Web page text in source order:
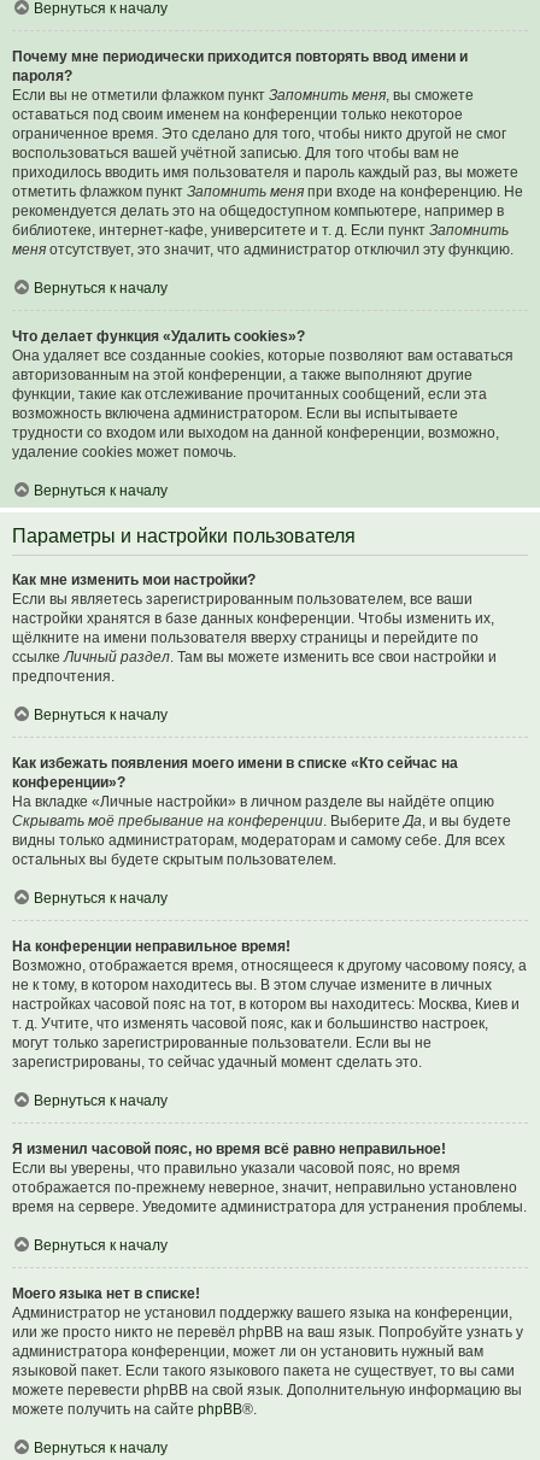
Вернуться к началу
Почему мне периодически приходится повторять ввод имени и
пароля?
Если вы не отметили флажком пункт Запомнить меня, вы сможете
оставаться под своим именем на конференции только некоторое
ограниченное время. Это сделано для того, чтобы никто другой не смог
воспользоваться вашей учётной записью. Для того чтобы вам не
приходилось вводить имя пользователя и пароль каждый раз, вы можете
отметить флажком пункт Запомнить меня при входе на конференцию. Не
рекомендуется делать это на общедоступном компьютере, например в
библиотеке, интернет-кафе, университете и т. д. Если пункт Запомнить
меня отсутствует, это значит, что администратор отключил эту функцию.
Вернуться к началу
Что делает функция «Удалить cookies»?
Она удаляет все созданные cookies, которые позволяют вам оставаться
авторизованным на этой конференции, а также выполняют другие
функции, такие как отслеживание прочитанных сообщений, если эта
возможность включена администратором. Если вы испытываете
трудности со входом или выходом на данной конференции, возможно,
удаление cookies может помочь.
Вернуться к началу
Параметры и настройки пользователя
Как мне изменить мои настройки?
Если вы являетесь зарегистрированным пользователем, все ваши
настройки хранятся в базе данных конференции. Чтобы изменить их,
щёлкните на имени пользователя вверху страницы и перейдите по
ссылкеЛичный раздел. Там вы можете изменить все свои настройки и
предпочтения.
Вернуться к началу
Как избежать появления моего имени в списке «Кто сейчас на
конференции»?
На вкладке «Личные настройки» в личном разделе вы найдёте опцию
Скрывать моё пребывание на конференции. ВыберитеДа, и вы будете
видны только администраторам, модераторам и самому себе. Для всех
остальных вы будете скрытым пользователем.
Вернуться к началу
На конференции неправильное время!
Возможно, отображается время, относящееся к другому часовому поясу, а
не к тому, в котором находитесь вы. В этом случае измените в личных
настройках часовой пояс на тот, в котором вы находитесь: Москва, Киев и
т. д. Учтите, что изменять часовой пояс, как и большинство настроек,
могут только зарегистрированные пользователи. Если вы не
зарегистрированы, то сейчас удачный момент сделать это.
Вернуться к началу
Я изменил часовой пояс, но время всё равно неправильное!
Если вы уверены, что правильно указали часовой пояс, но время
отображается по-прежнему неверное, значит, неправильно установлено
время на сервере. Уведомите администратора для устранения проблемы.
Вернуться к началу
Моего языка нет в списке!
Администратор не установил поддержку вашего языка на конференции,
или же просто никто не перевёл phpBB на ваш язык. Попробуйте узнать у
администратора конференции, может ли он установить нужный вам
языковой пакет. Если такого языкового пакета не существует, то вы сами
можете перевести phpBB на свой язык. Дополнительную информацию вы
можете получить на сайте phpBB®.
Вернуться к началу